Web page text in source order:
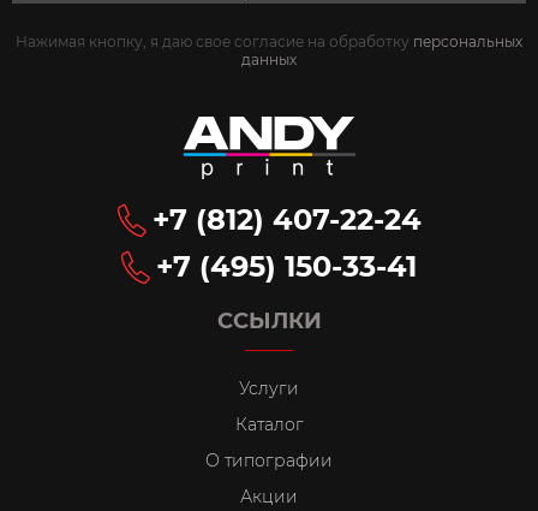
Нажимая кнопку, я даю свое согласие на обработку персональных
данных
ССЫЛКИ
Услуги
Каталог
О типографии
Акции
+7 (812) 407-22-24
+7 (495) 150-33-41